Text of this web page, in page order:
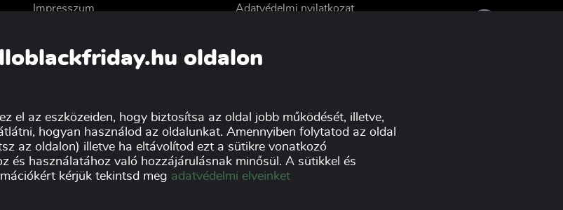
oldalon
el az eszközeiden, hogy biztosítsa az oldal jobb működését, illetve,
hogyan használod az oldalunkat. Amennyiben folytatod az oldal
az oldalon) illetve ha eltávolítod ezt a sütikre vonatkozó
és használatához való hozzájárulásnak minősül. A sütikkel és
kérjük tekintsd meg adatvédelmi elveinket
Impresszum
Adatvédelmi nyilatkozat